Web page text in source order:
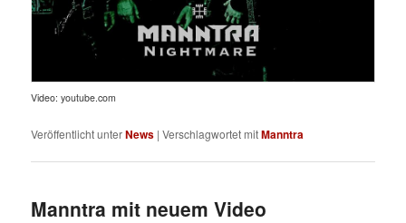
Video: youtube.com
Veröffentlicht unterNews |Verschlagwortet mitManntra
Manntra mit neuem Video